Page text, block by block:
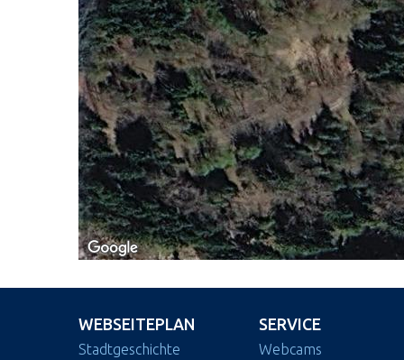
WEBSEITEPLAN
Stadtgeschichte
SERVICE
Webcams